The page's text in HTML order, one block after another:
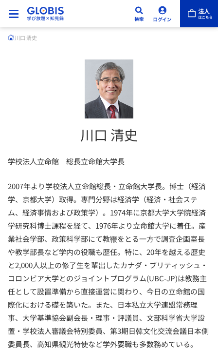
川口 清史
川口 清史
学校法人立命館 総長立命館大学長
2007年より学校法人立命館総長・立命館大学長。博士（経済
学、京都大学）取得。専門分野は経済学（経済・社会ステ
ム、経済事情および政策学）。1974年に京都大学大学院経済
学研究科博士課程を経て、1976年より立命館大学に着任。産
業社会学部、政策科学部にて教鞭をとる一方で調査企画室長
や教学部長など学内の役職も歴任。特に、20年を越える歴史
と2,000人以上の修了生を輩出したカナダ・ブリティッシュ・
コロンビア大学とのジョイントプログラム(UBC-JP)は教務主
任として設置準備から直接運営に関わり、今日の立命館の国
際化における礎を築いた。また、日本私立大学連盟常務理
事、大学基準協会副会長・理事・評議員、文部科学省大学設
置・学校法人審議会特別委員、第3期日韓文化交流会議日本側
委員長、高知県観光特使など学外要職も多数務めている。